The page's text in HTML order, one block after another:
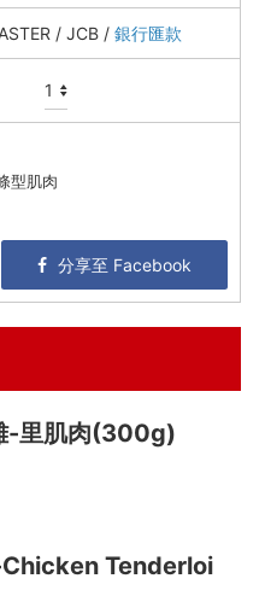
/ JCB / 銀行匯款
型肌肉
分享至 Facebook
-里肌肉(300g)
Tenderloi